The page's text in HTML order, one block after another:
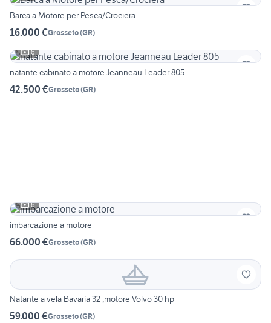
Barca a Motore per Pesca/Crociera
16.000 €Grosseto(GR)
6
natante cabinato a motore Jeanneau Leader 805
42.500 €Grosseto(GR)
6
imbarcazione a motore
66.000 €Grosseto(GR)
Natante a vela Bavaria 32 ,motore Volvo 30 hp
59.000 €Grosseto(GR)